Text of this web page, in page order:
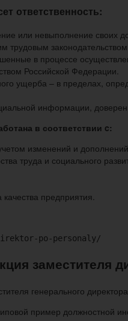
ответственность:
или невыполнение своих
трудовым
в процессе
Российской Федерации.
ущерба – в пределах,
информации,
в соответствии c:
изменений и
труда и социального
предприятия.
po-personaly/
заместителя
пример должностной